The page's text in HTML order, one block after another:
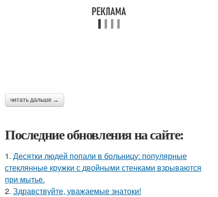
читать дальше →
Последние обновления на сайте:
1. Десятки людей попали в больницу: популярные
стеклянные кружки с двойными стенками взрываются
при мытье.
2. Здравствуйте, уважаемые знатоки!